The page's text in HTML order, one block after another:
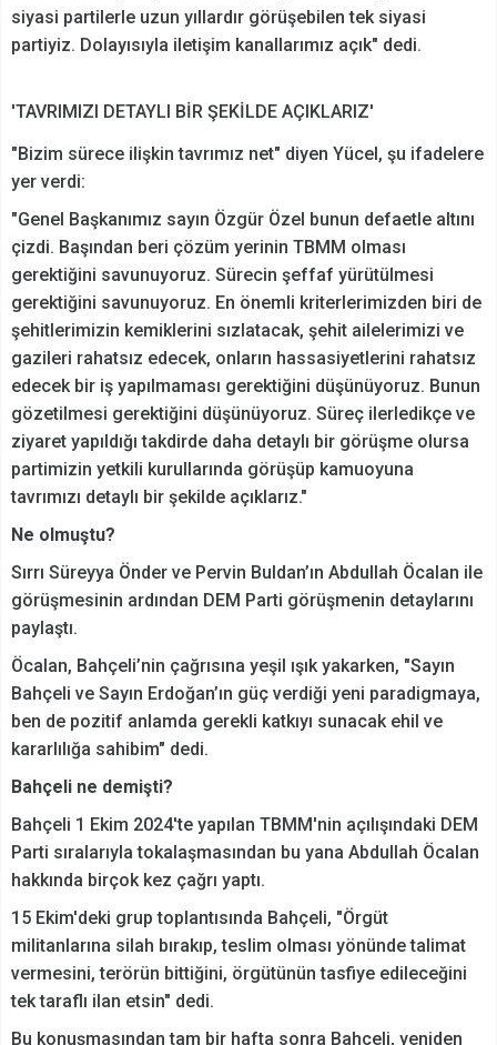
siyasi partilerle uzun yıllardır görüşebilen tek siyasi
partiyiz. Dolayısıyla iletişim kanallarımız açık" dedi.
'TAVRIMIZI DETAYLI BİR ŞEKİLDE AÇIKLARIZ'
"Bizim sürece ilişkin tavrımız net" diyen Yücel, şu ifadelere
yer verdi:
"Genel Başkanımız sayın Özgür Özel bunun defaetle altını
çizdi. Başından beri çözüm yerinin TBMM olması
gerektiğini savunuyoruz. Sürecin şeffaf yürütülmesi
gerektiğini savunuyoruz. En önemli kriterlerimizden biri de
şehitlerimizin kemiklerini sızlatacak, şehit ailelerimizi ve
gazileri rahatsız edecek, onların hassasiyetlerini rahatsız
edecek bir iş yapılmaması gerektiğini düşünüyoruz. Bunun
gözetilmesi gerektiğini düşünüyoruz. Süreç ilerledikçe ve
ziyaret yapıldığı takdirde daha detaylı bir görüşme olursa
partimizin yetkili kurullarında görüşüp kamuoyuna
tavrımızı detaylı bir şekilde açıklarız."
Ne olmuştu?
Sırrı Süreyya Önder ve Pervin Buldan’ın Abdullah Öcalan ile
görüşmesinin ardından DEM Parti görüşmenin detaylarını
paylaştı.
Öcalan, Bahçeli’nin çağrısına yeşil ışık yakarken, "Sayın
Bahçeli ve Sayın Erdoğan’ın güç verdiği yeni paradigmaya,
ben de pozitif anlamda gerekli katkıyı sunacak ehil ve
kararlılığa sahibim" dedi.
Bahçeli ne demişti?
Bahçeli 1 Ekim 2024'te yapılan TBMM'nin açılışındaki DEM
Parti sıralarıyla tokalaşmasından bu yana Abdullah Öcalan
hakkında birçok kez çağrı yaptı.
15 Ekim'deki grup toplantısında Bahçeli, "Örgüt
militanlarına silah bırakıp, teslim olması yönünde talimat
vermesini, terörün bittiğini, örgütünün tasfiye edileceğini
tek taraflı ilan etsin" dedi.
Bu konuşmasından tam bir hafta sonra Bahçeli, yeniden